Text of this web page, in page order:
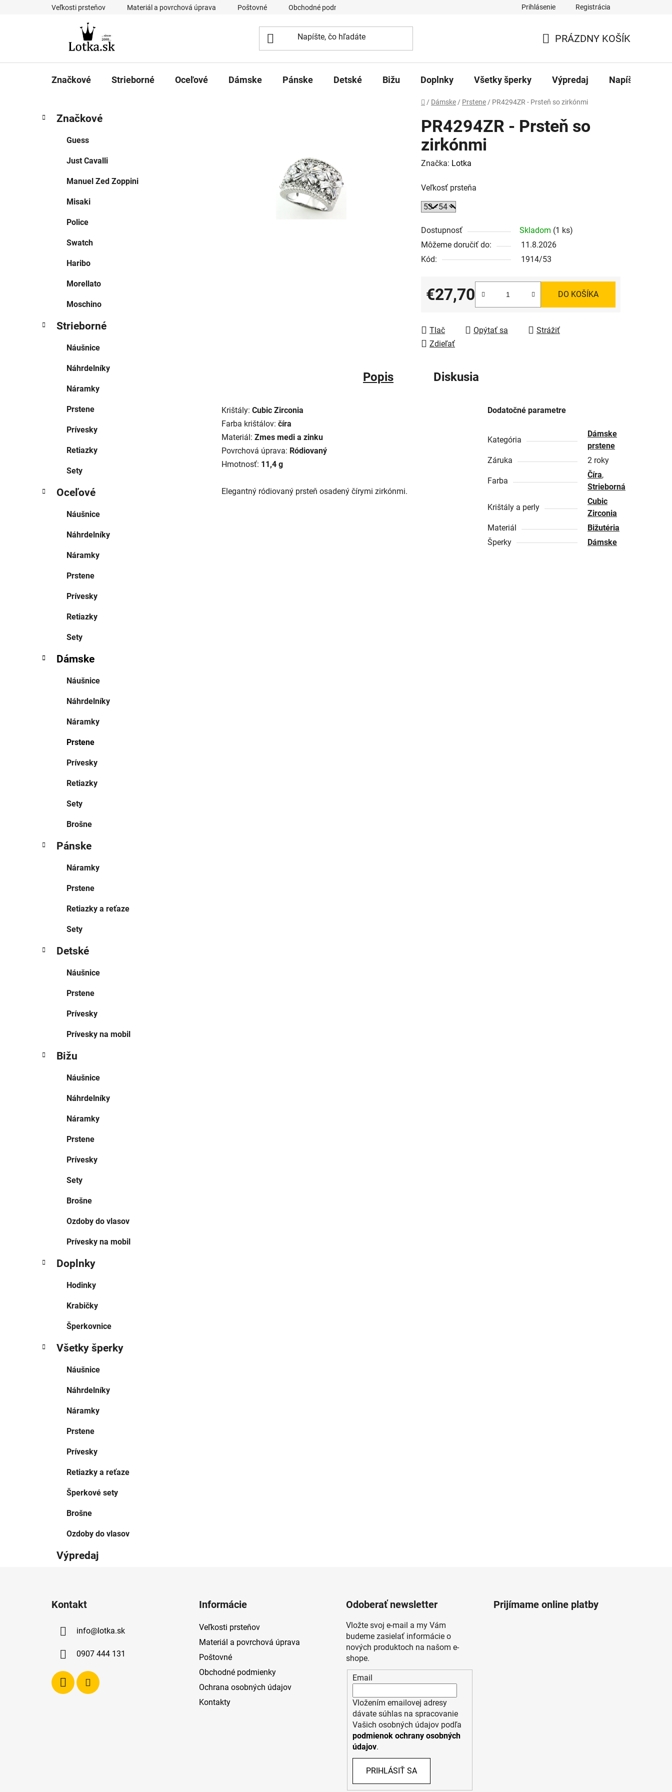
Veľkosti prsteňov Materiál a povrchová úprava Poštovné Obchodné podmienky Prihlásenie Registrácia
KOŠÍK
PRÁZDNY KOŠÍK
Značkové Strieborné Oceľové Dámske Pánske Detské Bižu Doplnky Všetky šperky Výpredaj Napíšte nám
Domov
/ Dámske / Prstene / PR4294ZR - Prsteň so zirkónmi
B
kategórie
a
Značkové
Guess
Just Cavalli
Manuel Zed Zoppini
Misaki
Police
Swatch
Haribo
Morellato
Moschino
Strieborné
Náušnice
Náhrdelníky
Náramky
Prstene
Prívesky
Retiazky
Sety
Oceľové
Náušnice
Náhrdelníky
Náramky
Prstene
Prívesky
Retiazky
Sety
Dámske
Náušnice
Náhrdelníky
Náramky
Prstene
Prívesky
Retiazky
Sety
Brošne
Pánske
Náramky
Prstene
Retiazky a reťaze
Sety
Detské
Náušnice
Prstene
Prívesky
Prívesky na mobil
Bižu
Náušnice
Náhrdelníky
Náramky
Prstene
Prívesky
Sety
Brošne
Ozdoby do vlasov
Prívesky na mobil
Doplnky
Hodinky
Krabičky
Šperkovnice
Všetky šperky
Náušnice
Náhrdelníky
Náramky
Prstene
Prívesky
Retiazky a reťaze
Šperkové sety
Brošne
Ozdoby do vlasov
Výpredaj
PR4294ZR - Prsteň so
zirkónmi
Značka: Lotka
Veľkosť prsteňa
Dostupnosť Skladom (1 ks)
Môžeme doručiť do:
11.8.2026
Kód:
1914/53
€27,70
Jednotková cena:
DO KOŠÍKA
Tlač Opýtať sa
Strážiť
Zdieľať
Popis Diskusia
Krištály: Cubic Zirconia
Farba krištálov: číra
Materiál: Zmes medi a zinku
Povrchová úprava: Ródiovaný
Hmotnosť: 11,4 g
Elegantný ródiovaný prsteň osadený čírymi zirkónmi.
Dodatočné parametre
Kategória
Dámske
prstene
Záruka
2 roky
Farba
Číra,
Strieborná
Krištály a perly
Cubic
Zirconia
Materiál
Bižutéria
Šperky
Dámske
Kontakt
info@lotka.sk
0907 444 131
Informácie
Veľkosti prsteňov
Materiál a povrchová úprava
Poštovné
Obchodné podmienky
Ochrana osobných údajov
Kontakty
Odoberať newsletter
Vložte svoj e-mail a my Vám
budeme zasielať informácie o
nových produktoch na našom e-
shope.
Email
Vložením emailovej adresy
dávate súhlas na spracovanie
Vašich osobných údajov podľa
podmienok ochrany osobných
údajov.
PRIHLÁSIŤ SA
Prijímame online platby